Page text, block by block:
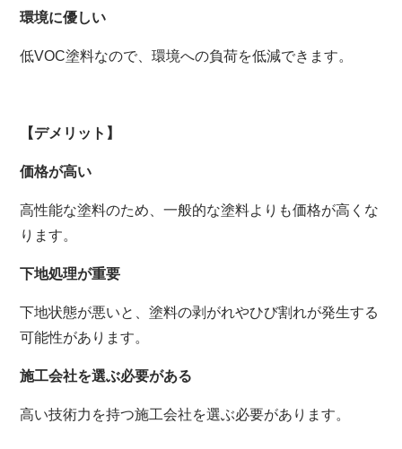
環境に優しい
低VOC塗料なので、環境への負荷を低減できます。
【デメリット】
価格が高い
高性能な塗料のため、一般的な塗料よりも価格が高くな
ります。
下地処理が重要
下地状態が悪いと、塗料の剥がれやひび割れが発生する
可能性があります。
施工会社を選ぶ必要がある
高い技術力を持つ施工会社を選ぶ必要があります。